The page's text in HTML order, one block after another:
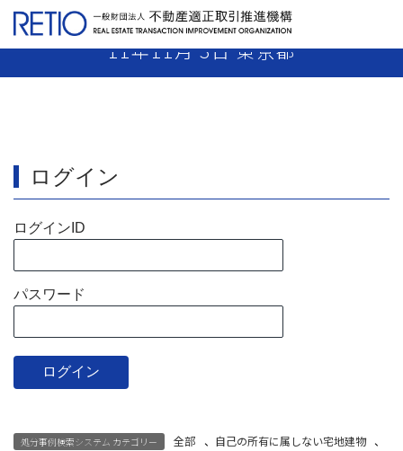
【11-38】 売主業者 免許取消し 平成
11年11月 3日 東京都
ログイン
ログインID
パスワード
処分事例検索システム カテゴリー 全部 、 自己の所有に属しない宅地建物
、